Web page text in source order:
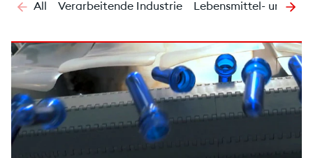
All Verarbeitende Industrie Lebensmittel- und